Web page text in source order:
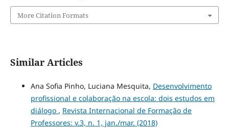
More Citation Formats
Similar Articles
Ana Sofia Pinho, Luciana Mesquita, Desenvolvimento
profissional e colaboração na escola: dois estudos em
diálogo , Revista Internacional de Formação de
Professores: v.3, n. 1, jan./mar. (2018)